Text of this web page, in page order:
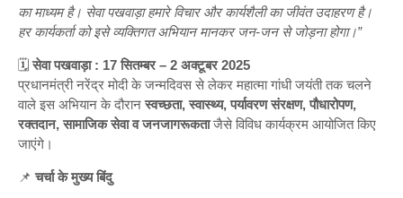
का माध्यम है। सेवा पखवाड़ा हमारे विचार और कार्यशैली का जीवंत उदाहरण है।
हर कार्यकर्ता को इसे व्यक्तिगत अभियान मानकर जन-जन से जोड़ना होगा।”
🗓 सेवा पखवाड़ा : 17 सितम्बर – 2 अक्टूबर 2025
प्रधानमंत्री नरेंद्र मोदी के जन्मदिवस से लेकर महात्मा गांधी जयंती तक चलने
वाले इस अभियान के दौरान स्वच्छता, स्वास्थ्य, पर्यावरण संरक्षण, पौधारोपण,
रक्तदान, सामाजिक सेवा व जनजागरूकताजैसे विविध कार्यक्रम आयोजित किए
जाएंगे।
📌 चर्चा के मुख्य बिंदु